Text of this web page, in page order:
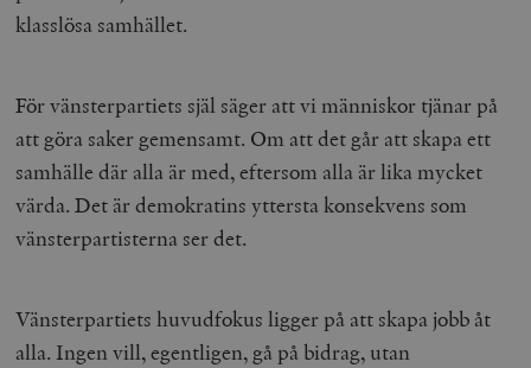
klasslösa samhället.
För vänsterpartiets själ säger att vi människor tjänar på
att göra saker gemensamt. Om att det går att skapa ett
samhälle där alla är med, eftersom alla är lika mycket
värda. Det är demokratins yttersta konsekvens som
vänsterpartisterna ser det.
Vänsterpartiets huvudfokus ligger på att skapa jobb åt
alla. Ingen vill, egentligen, gå på bidrag, utan